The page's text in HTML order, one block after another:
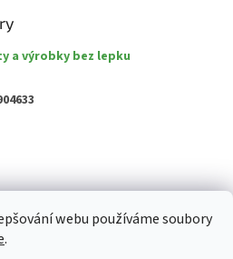
webu používáme soubory
.
a výrobky bez lepku